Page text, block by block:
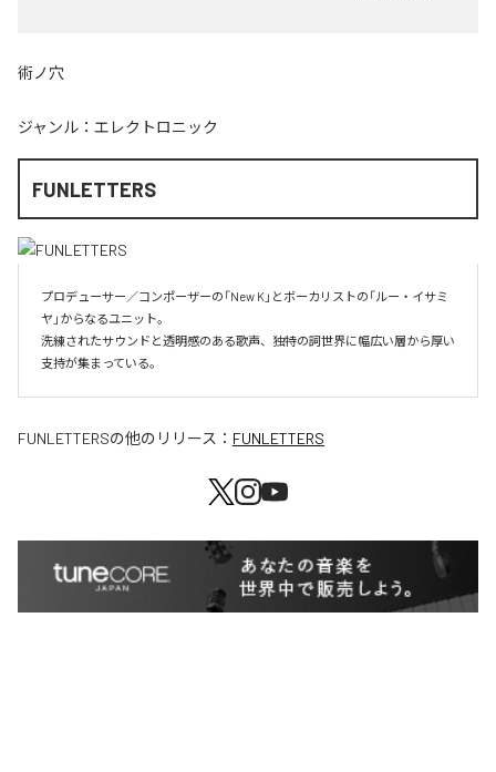
術ノ穴
ジャンル： エレクトロニック
FUNLETTERS
プロデューサー／コンポーザーの「New K」とボーカリストの「ルー・イサミ
ヤ」からなるユニット。
洗練されたサウンドと透明感のある歌声、独特の詞世界に幅広い層から厚い
支持が集まっている。
FUNLETTERSの他のリリース： FUNLETTERS